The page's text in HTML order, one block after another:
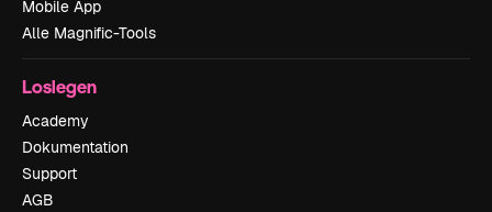
Mobile App
Alle Magnific-Tools
Loslegen
Academy
Dokumentation
Support
AGB